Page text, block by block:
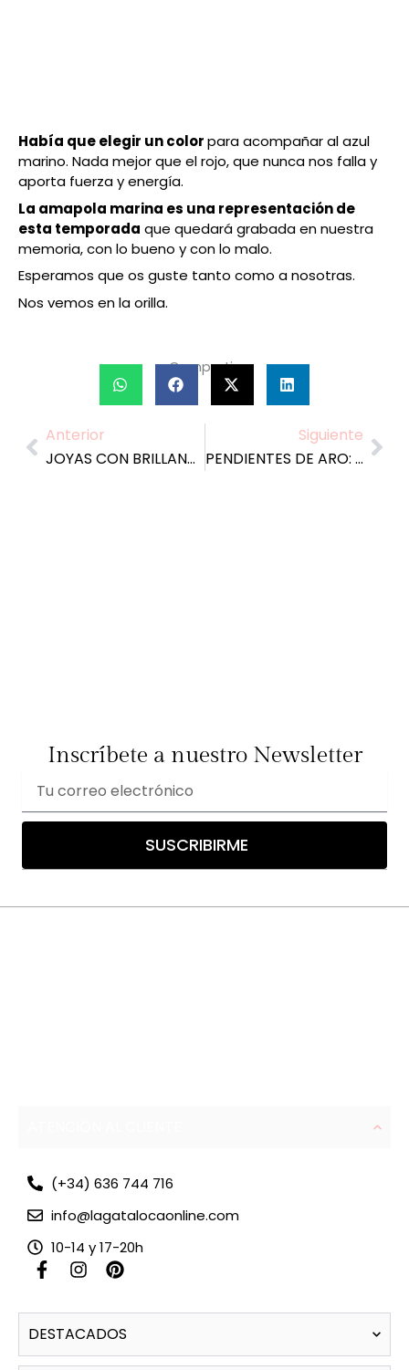
Había que elegir un colorpara acompañar al azul
marino. Nada mejor que el rojo, que nunca nos falla y
aporta fuerza y energía.
La amapola marina es una representación de
esta temporada que quedará grabada en nuestra
memoria, con lo bueno y con lo malo.
Esperamos que os guste tanto como a nosotras.
Nos vemos en la orilla.
Compartir:
Prev
Anterior
JOYAS CON BRILLANTES ARCOIRIS. UN DESTELLO FUGAZ DE COLOR
Siguiente
PENDIENTES DE ARO: FAVORECEDORES, VERSÁTILES Y ATEMPORALES
Inscríbete a nuestro Newsletter
electrónico
SUSCRIBIRME
(+34) 636 744 716
info@lagatalocaonline.com
10-14 y 17-20h
F
a
e
b
o
I
n
t
a
g
P
i
t
e
r
DESTACADOS